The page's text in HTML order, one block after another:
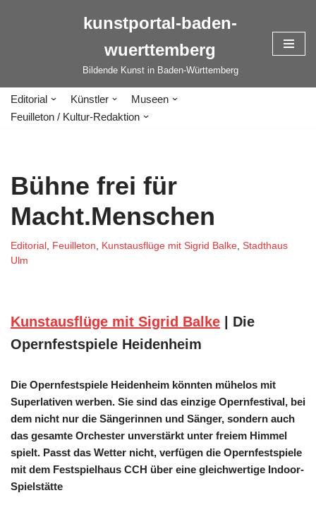
kunstportal-baden-
wuerttemberg
Bildende Kunst in Baden-Württemberg
Editorial Künstler
Museen
Feuilleton / Kultur-Redaktion
Bühne frei für
Macht.Menschen
Editorial , Feuilleton, Kunstausflüge mit Sigrid Balke, Stadthaus
Ulm
Kunstausflüge mit Sigrid Balke
Die
Opernfestspiele Heidenheim
Die Opernfestspiele Heidenheim könnten mühelos mit
Superlativen werben. Sie sind das einzige Opernfestival, bei
dem nicht nur die Sängerinnen und Sänger, sondern auch
das gesamte Orchester unverstärkt unter freiem Himmel
spielt. Passt das Wetter nicht, verfügen die Opernfestspiele
mit dem Festspielhaus CCH über eine gleichwertige Indoor-
Spielstätte